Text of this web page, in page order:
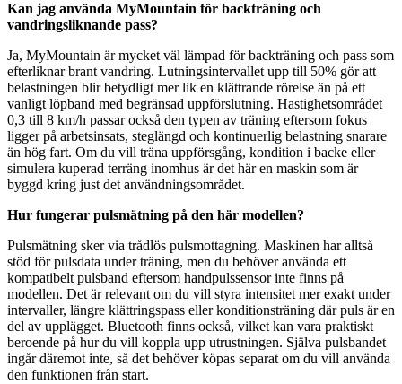
Kan jag använda MyMountain för backträning och
vandringsliknande pass?
Ja, MyMountain är mycket väl lämpad för backträning och pass som
efterliknar brant vandring. Lutningsintervallet upp till 50% gör att
belastningen blir betydligt mer lik en klättrande rörelse än på ett
vanligt löpband med begränsad uppförslutning. Hastighetsområdet
0,3 till 8 km/h passar också den typen av träning eftersom fokus
ligger på arbetsinsats, steglängd och kontinuerlig belastning snarare
än hög fart. Om du vill träna uppförsgång, kondition i backe eller
simulera kuperad terräng inomhus är det här en maskin som är
byggd kring just det användningsområdet.
Hur fungerar pulsmätning på den här modellen?
Pulsmätning sker via trådlös pulsmottagning. Maskinen har alltså
stöd för pulsdata under träning, men du behöver använda ett
kompatibelt pulsband eftersom handpulssensor inte finns på
modellen. Det är relevant om du vill styra intensitet mer exakt under
intervaller, längre klättringspass eller konditionsträning där puls är en
del av upplägget. Bluetooth finns också, vilket kan vara praktiskt
beroende på hur du vill koppla upp utrustningen. Själva pulsbandet
ingår däremot inte, så det behöver köpas separat om du vill använda
den funktionen från start.